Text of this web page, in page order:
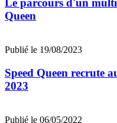
Le parcours d'un
Queen
Publié le 19/08/2023
Speed Queen recrute
2023
Publié le 06/05/2022